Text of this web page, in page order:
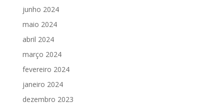
junho 2024
maio 2024
abril 2024
março 2024
fevereiro 2024
janeiro 2024
dezembro 2023